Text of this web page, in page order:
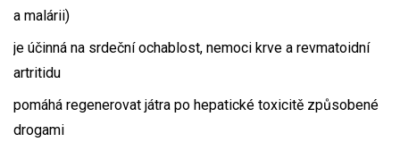
a malárii)
je účinná na srdeční ochablost, nemoci krve a revmatoidní
artritidu
pomáhá regenerovat játra po hepatické toxicitě způsobené
drogami